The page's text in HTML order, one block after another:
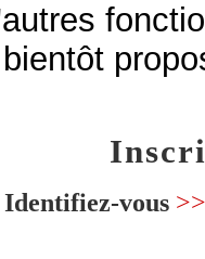
Identifiez-vous >>